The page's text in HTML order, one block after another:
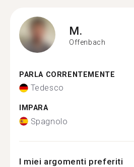
M.
Offenbach
PARLA CORRENTEMENTE
Tedesco
IMPARA
Spagnolo
I miei argomenti preferiti